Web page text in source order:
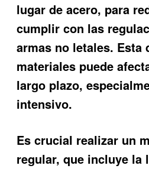
lugar de acero, para
cumplir con las
armas no letales. Esta
materiales puede
largo plazo,
intensivo.
Es crucial realizar un
regular, que incluye la